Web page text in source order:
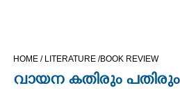
HOME / LITERATURE /BOOK REVIEW
വായന കതിരും പതിരും